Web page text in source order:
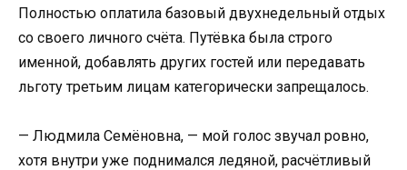
Полностью оплатила базовый двухнедельный отдых
со своего личного счёта. Путёвка была строго
именной, добавлять других гостей или передавать
льготу третьим лицам категорически запрещалось.
— Людмила Семёновна, — мой голос звучал ровно,
хотя внутри уже поднимался ледяной, расчётливый